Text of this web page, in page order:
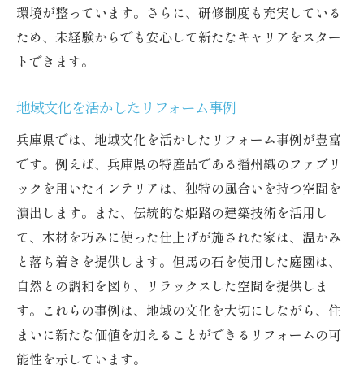
未経験からの挑戦兵庫県でリフォーム職人とし
てのキャリアをスタート
未経験者向けのリフォーム訓練プログラム
リフォーム職人としてのキャリアビジョン
初めてのプロジェクトでの体験談
失敗から学ぶリフォームの教訓
目標達成に向けたステップバイステップガ
イド
兵庫県で職人としての可能性を広げるリフォー
ムのススメ
リフォーム業界におけるキャリアアップの
道
多様なリフォーム技術の習得
環境が整っています。さらに、研修制度も充実している
ため、未経験からでも安心して新たなキャリアをスター
トできます。
地域文化を活かしたリフォーム事例
兵庫県では、地域文化を活かしたリフォーム事例が豊富
です。例えば、兵庫県の特産品である播州織のファブリ
ックを用いたインテリアは、独特の風合いを持つ空間を
演出します。また、伝統的な姫路の建築技術を活用し
て、木材を巧みに使った仕上げが施された家は、温かみ
と落ち着きを提供します。但馬の石を使用した庭園は、
自然との調和を図り、リラックスした空間を提供しま
す。これらの事例は、地域の文化を大切にしながら、住
まいに新たな価値を加えることができるリフォームの可
能性を示しています。